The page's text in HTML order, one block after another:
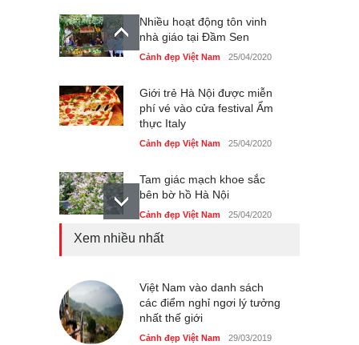
Nhiều hoạt động tôn vinh
nhà giáo tại Đầm Sen
Cảnh đẹp Việt Nam 25/04/2020
Giới trẻ Hà Nội được miễn
phí vé vào cửa festival Ẩm
thực Italy
Cảnh đẹp Việt Nam 25/04/2020
Tam giác mạch khoe sắc
bên bờ hồ Hà Nội
Cảnh đẹp Việt Nam 25/04/2020
Cảnh đẹp Việt Nam 24/04/2020
Những món ăn đồng quê
dân dã ở Sài Gòn
Xem nhiều nhất
Việt Nam vào danh sách
các điểm nghỉ ngơi lý tưởng
nhất thế giới
Cảnh đẹp Việt Nam 29/03/2019